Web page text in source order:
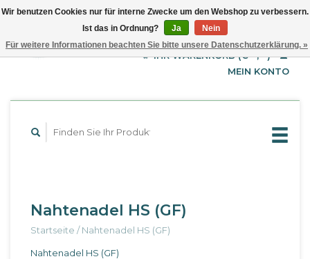
EUR
GBP
USD
English
Français
IHR WARENKORB (€--,--)
MEIN KONTO
Nahtenadel HS (GF)
Startseite /Nahtenadel HS (GF)
Nahtenadel HS (GF)
Wir benutzen Cookies nur für interne Zwecke um den Webshop zu verbessern.
Ist das in Ordnung?
Ja
Nein
Für weitere Informationen beachten Sie bitte unsere Datenschutzerklärung. »